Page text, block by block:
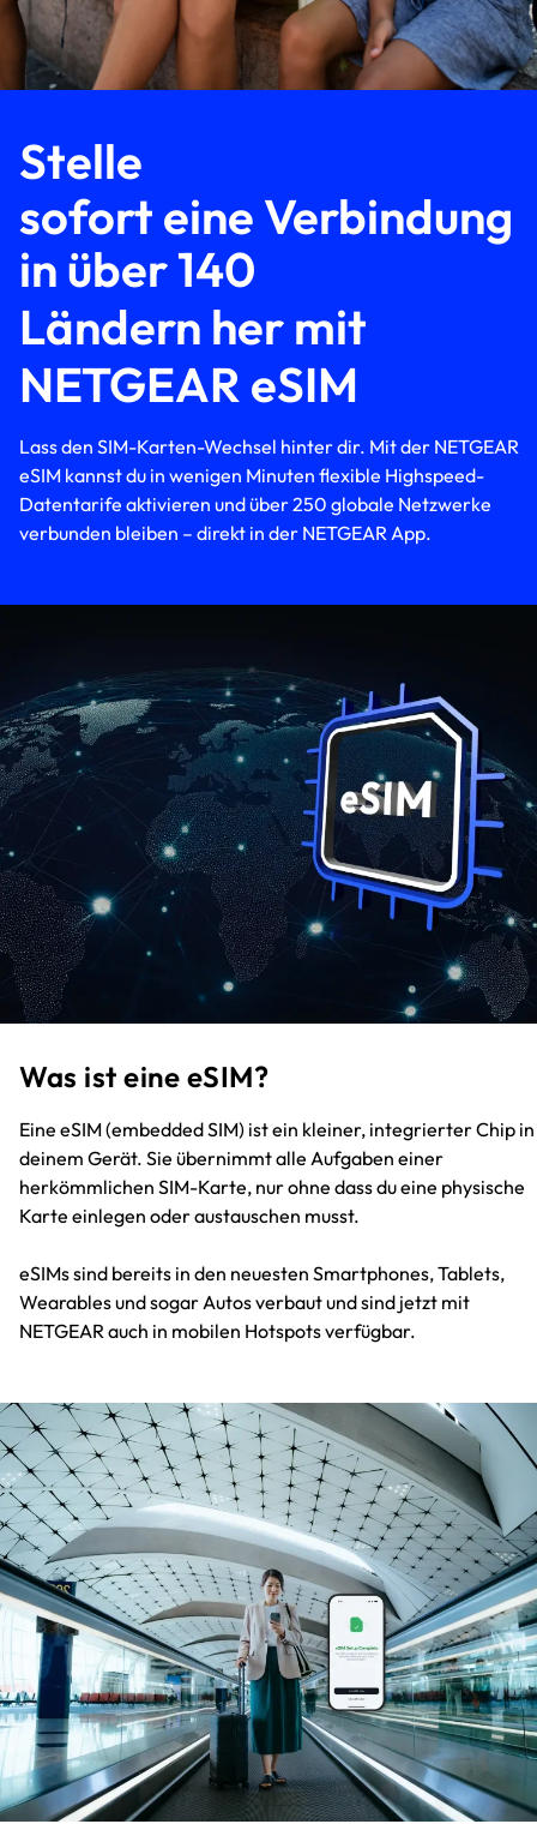
Stelle
sofort eine Verbindung
in über 140
Ländern her mit
NETGEAR eSIM
Lass den SIM-Karten-Wechsel hinter dir. Mit der NETGEAR
eSIM kannst du in wenigen Minuten flexible Highspeed-
Datentarife aktivieren und über 250 globale Netzwerke
verbunden bleiben – direkt in der NETGEAR App.
Was ist eine eSIM?
Eine eSIM (embedded SIM) ist ein kleiner, integrierter Chip in
deinem Gerät. Sie übernimmt alle Aufgaben einer
herkömmlichen SIM-Karte, nur ohne dass du eine physische
Karte einlegen oder austauschen musst.
eSIMs sind bereits in den neuesten Smartphones, Tablets,
Wearables und sogar Autos verbaut und sind jetzt mit
NETGEAR auch in mobilen Hotspots verfügbar.